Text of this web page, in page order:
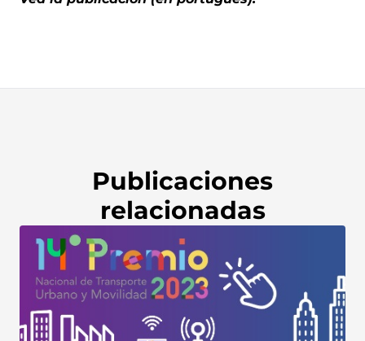
Publicaciones
relacionadas